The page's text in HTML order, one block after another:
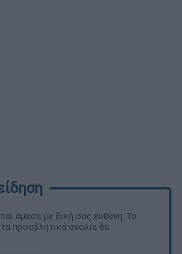
άμεσα με δική σας ευθύνη. Το
προσβλητικά σχόλια θα